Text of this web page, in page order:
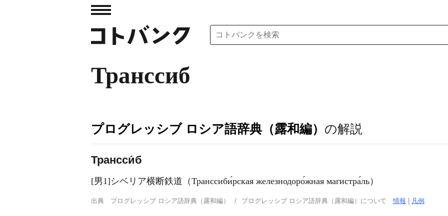
Транссиб
プログレッシブ ロシア語辞典（露和編） の解説
Трансси́б
[男1]シベリア横断鉄道（Транссиби́рская железнодоро́жная магистра́ль）
出典 プログレッシブ ロシア語辞典（露和編） プログレッシブ ロシア語辞典（露和編）について情報 凡例